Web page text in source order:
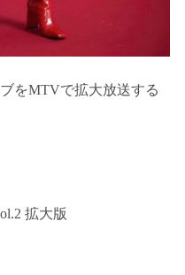
をMTVで拡大放送する
拡大版